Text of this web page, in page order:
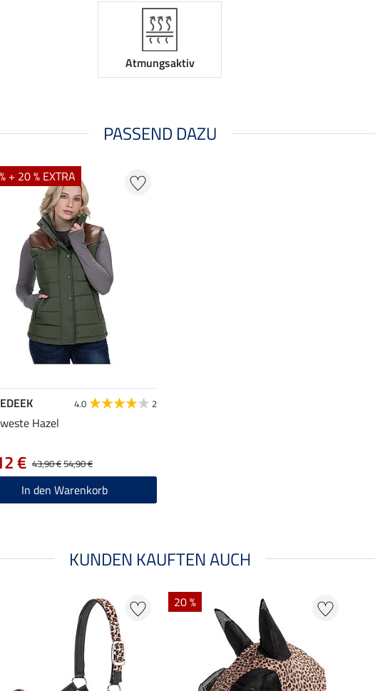
Atmungsaktiv
PASSEND DAZU
+ 20 % EXTRA
4.0 2
Hazel
43,90 €54,90 €
€
In den Warenkorb
KUNDEN KAUFTEN AUCH
20 %